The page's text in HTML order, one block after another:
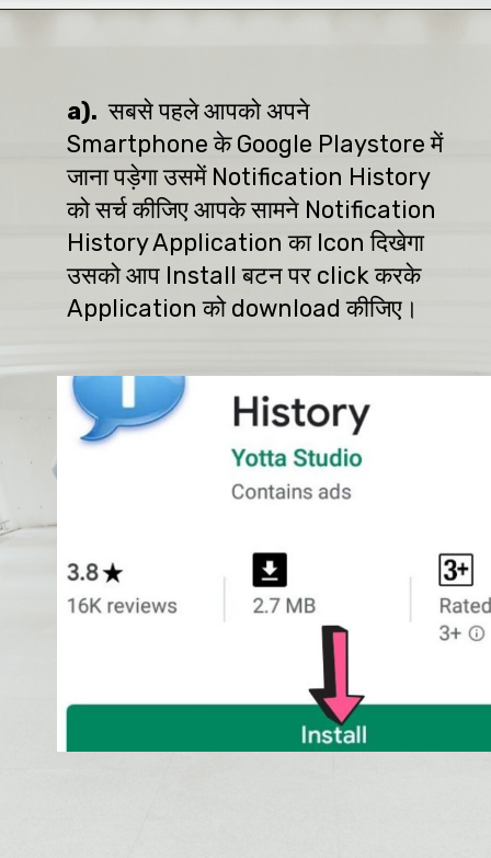
a). सबसे पहले आपको अपने
Smartphone के Google Playstore में
जाना पड़ेगा उसमें Notification History
को सर्च कीजिए आपके सामने Notification
History Application का Icon दिखेगा
उसको आप Install बटन पर click करके
Application को download कीजिए।